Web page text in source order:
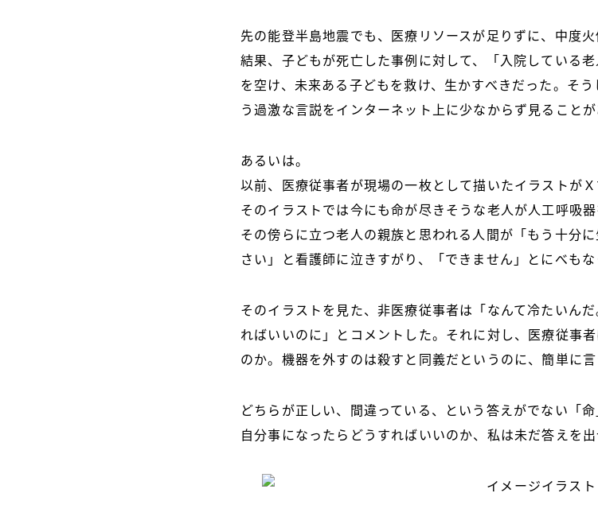
先の能登半島地震でも、医療リソースが足りずに、中度
結果、子どもが死亡した事例に対して、「入院している
を空け、未来ある子どもを救け、生かすべきだった。そ
う過激な言説をインターネット上に少なからず見ることが
あるいは。
以前、医療従事者が現場の一枚として描いたイラストがＸ
そのイラストでは今にも命が尽きそうな老人が人工呼吸
その傍らに立つ老人の親族と思われる人間が「もう十分
さい」と看護師に泣きすがり、「できません」とにべも
そのイラストを見た、非医療従事者は「なんて冷たいん
ればいいのに」とコメントした。それに対し、医療従事
のか。機器を外すのは殺すと同義だというのに、簡単に言
どちらが正しい、間違っている、という答えがでない「命
自分事になったらどうすればいいのか、私は未だ答えを出